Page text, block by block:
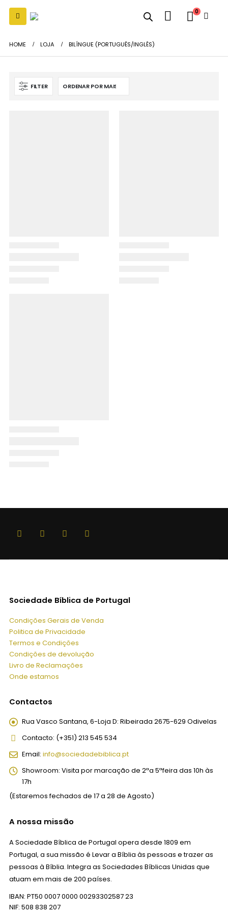
0
HOME LOJA BILÍNGUE (PORTUGUÊS/INGLÊS)
FILTER
Sociedade Bíblica de Portugal
Condições Gerais de Venda
Politica de Privacidade
Termos e Condições
Condições de devolução
Livro de Reclamações
Onde estamos
Contactos
Rua Vasco Santana, 6-Loja D: Ribeirada 2675-629 Odivelas
Contacto: (+351) 213 545 534
Email: info@sociedadebiblica.pt
Showroom: Visita por marcação de 2ªa 5ªfeira das 10h às
17h
(Estaremos fechados de 17 a 28 de Agosto)
A nossa missão
A Sociedade Bíblica de Portugal opera desde 1809 em
Portugal, a sua missão é Levar a Bíblia às pessoas e trazer as
pessoas à Bíblia. Integra as Sociedades Bíblicas Unidas que
atuam em mais de 200 países.
IBAN: PT50 0007 0000 00293302587 23
NIF: 508 838 207